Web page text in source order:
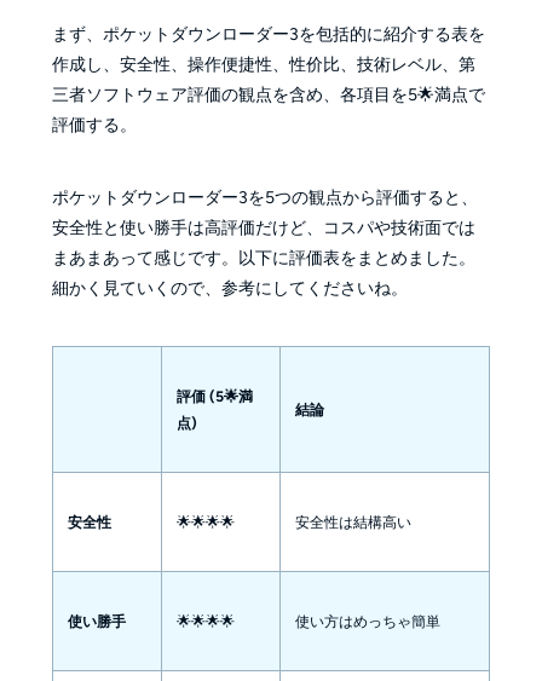
まず、ポケットダウンローダー3を包括的に紹介する表を
作成し、安全性、操作便捷性、性价比、技術レベル、第
三者ソフトウェア評価の観点を含め、各項目を5🌟満点で
評価する。
ポケットダウンローダー3を5つの観点から評価すると、
安全性と使い勝手は高評価だけど、コスパや技術面では
まあまあって感じです。以下に評価表をまとめました。
細かく見ていくので、参考にしてくださいね。
評価 (5🌟満
点)
結論
安全性 🌟🌟🌟🌟 安全性は結構高い
使い勝手 🌟🌟🌟🌟 使い方はめっちゃ簡単